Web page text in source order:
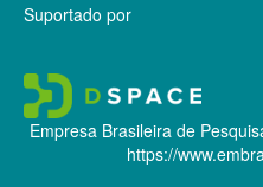
Suportado por
Empresa Brasileira de
https://